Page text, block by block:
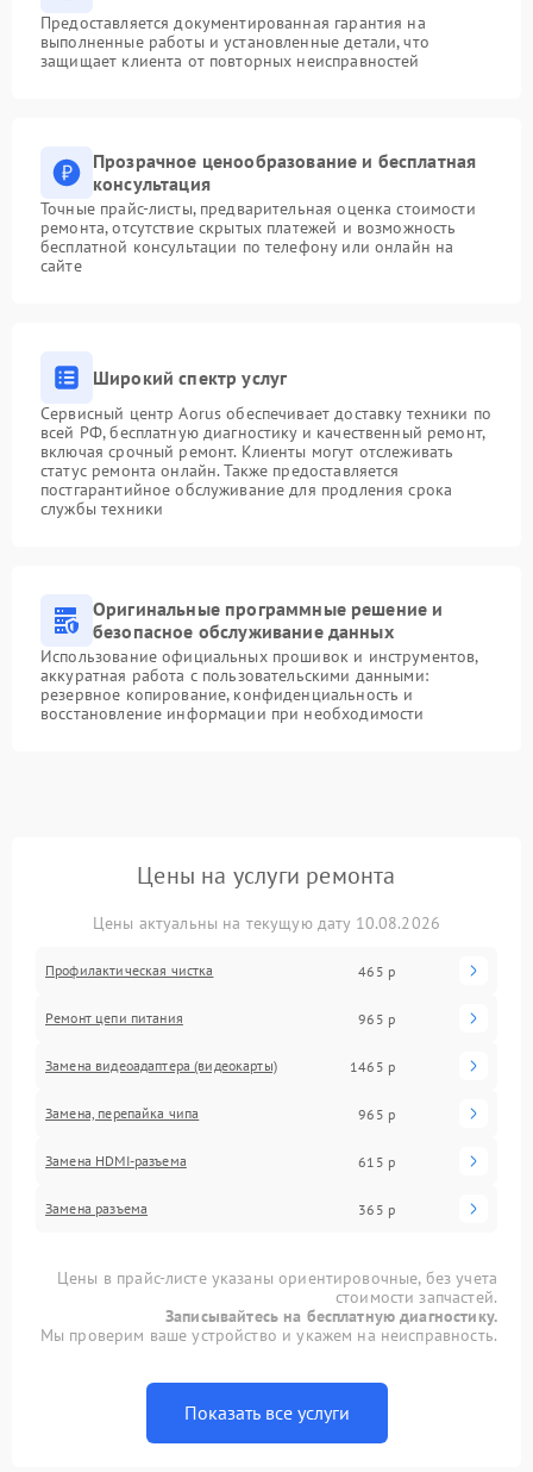
Предоставляется документированная гарантия на
выполненные работы и установленные детали, что
защищает клиента от повторных неисправностей
Прозрачное ценообразование и бесплатная
консультация
Точные прайс-листы, предварительная оценка стоимости
ремонта, отсутствие скрытых платежей и возможность
бесплатной консультации по телефону или онлайн на
сайте
Широкий спектр услуг
Сервисный центр Aorus обеспечивает доставку техники по
всей РФ, бесплатную диагностику и качественный ремонт,
включая срочный ремонт. Клиенты могут отслеживать
статус ремонта онлайн. Также предоставляется
постгарантийное обслуживание для продления срока
службы техники
Оригинальные программные решение и
безопасное обслуживание данных
Использование официальных прошивок и инструментов,
аккуратная работа с пользовательскими данными:
резервное копирование, конфиденциальность и
восстановление информации при необходимости
Цены на услуги ремонта
Цены актуальны на текущую дату 10.08.2026
Профилактическая чистка 465 р
Ремонт цепи питания 965 р
Замена видеоадаптера (видеокарты) 1465 р
Замена, перепайка чипа 965 р
Замена HDMI-разъема 615 р
Замена разъема 365 р
Цены в прайс-листе указаны ориентировочные, без учета
стоимости запчастей.
Записывайтесь на бесплатную диагностику.
Мы проверим ваше устройство и укажем на неисправность.
Показать все услуги